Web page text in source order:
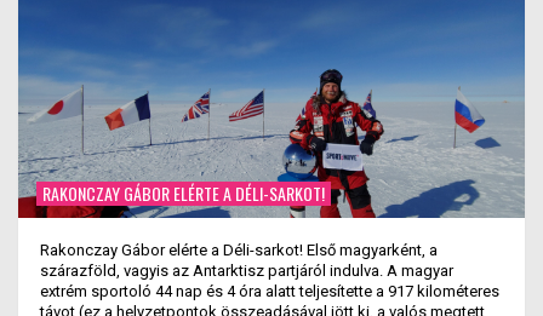
RAKONCZAY GÁBOR ELÉRTE A DÉLI-SARKOT!
Rakonczay Gábor elérte a Déli-sarkot! Első magyarként, a
szárazföld, vagyis az Antarktisz partjáról indulva. A magyar
extrém sportoló 44 nap és 4 óra alatt teljesítette a 917 kilométeres
távot (ez a helyzetpontok összeadásával jött ki, a valós megtett